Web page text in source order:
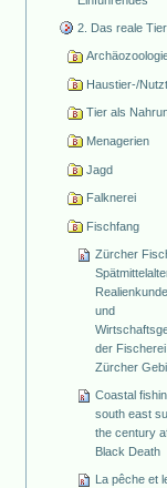
2. Das reale Tier
Haustier-/
Tier als
Menagerien
Jagd
Falknerei
Fischfang
Zürcher
und
der
Zürcher
Coastal
south east
the century
Black Death
La pêche et